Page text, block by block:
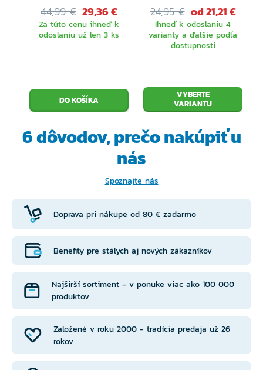
44,99 € 29,36 €
Za túto cenu ihneď k
odoslaniu už len 3 ks
24,95 € od 21,21 €
Ihneď k odoslaniu 4
varianty a ďalšie podľa
dostupnosti
VYBERTE
VARIANTU
6 dôvodov, prečonakúpiť u
nás
Spoznajte nás
Doprava pri nákupe od 80 € zadarmo
Založené v roku 2000 - tradícia predaja už 26
rokov
Benefity pre stálych aj nových zákazníkov
Najširší sortiment - v ponuke viac ako 100 000
produktov